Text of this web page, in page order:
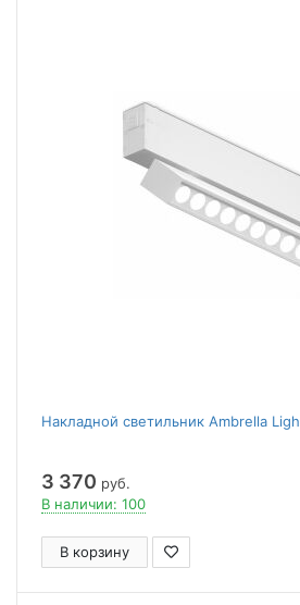
Накладной светильник Ambrella
3 370 руб.
В наличии: 100
В корзину